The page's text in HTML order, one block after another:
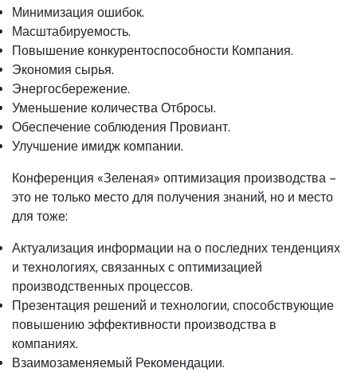
Минимизация ошибок.
Масштабируемость.
Повышение конкурентоспособности Компания.
Экономия сырья.
Энергосбережение.
Уменьшение количества Отбросы.
Обеспечение соблюдения Провиант.
Улучшение имидж компании.
Конференция «Зеленая» оптимизация производства –
это не только место для получения знаний, но и место
для тоже:
Актуализация информации на о последних тенденциях
и технологиях, связанных с оптимизацией
производственных процессов.
Презентация решений и технологии, способствующие
повышению эффективности производства в
компаниях.
Взаимозаменяемый Рекомендации.